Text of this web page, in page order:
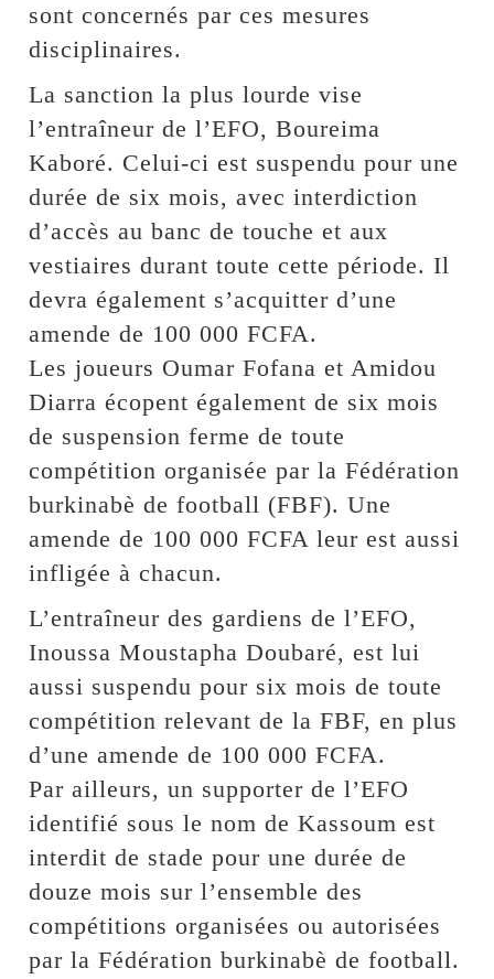
sont concernés par ces mesures
disciplinaires.
La sanction la plus lourde vise
l’entraîneur de l’EFO, Boureima
Kaboré. Celui-ci est suspendu pour une
durée de six mois, avec interdiction
d’accès au banc de touche et aux
vestiaires durant toute cette période. Il
devra également s’acquitter d’une
amende de 100 000 FCFA.
Les joueurs Oumar Fofana et Amidou
Diarra écopent également de six mois
de suspension ferme de toute
compétition organisée par la Fédération
burkinabè de football (FBF). Une
amende de 100 000 FCFA leur est aussi
infligée à chacun.
L’entraîneur des gardiens de l’EFO,
Inoussa Moustapha Doubaré, est lui
aussi suspendu pour six mois de toute
compétition relevant de la FBF, en plus
d’une amende de 100 000 FCFA.
Par ailleurs, un supporter de l’EFO
identifié sous le nom de Kassoum est
interdit de stade pour une durée de
douze mois sur l’ensemble des
compétitions organisées ou autorisées
par la Fédération burkinabè de football.